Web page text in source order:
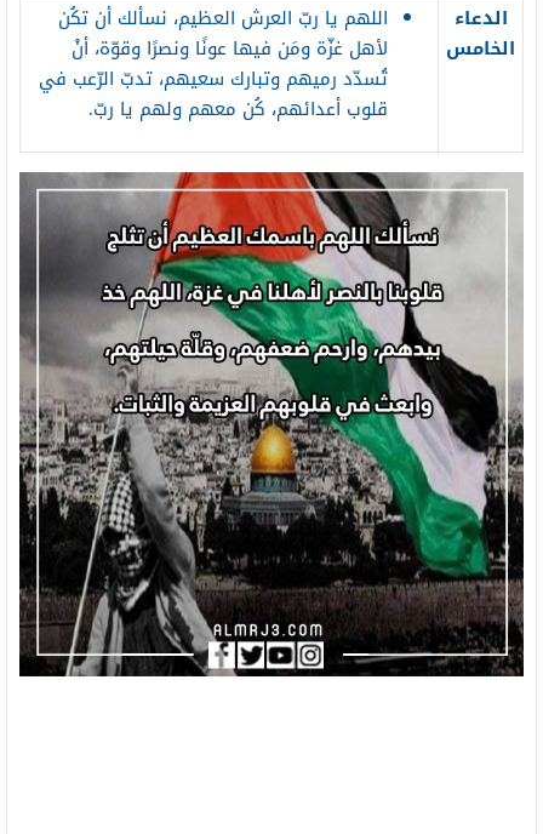
الدعاء
الخامس
اللهم يا ربّ العرش العظيم، نسألك أن تكُن
لأهل غزّة ومَن فيها عونًا ونصرًا وقوّة، أنْ
تُسدّد رميهم وتبارك سعيهم، تدبّ الرّعب في
قلوب أعدائهم، كُن معهم ولهم يا ربّ.